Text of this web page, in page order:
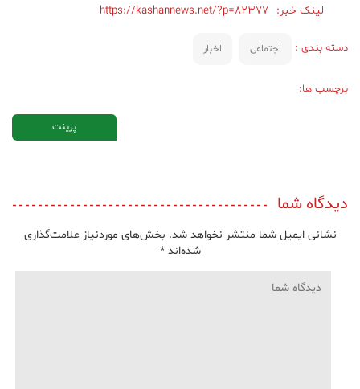
لینک خبر: https://kashannews.net/?p=82377
دسته بندی : اجتماعی اخبار
برچسب ها:
پرینت
دیدگاه شما
نشانی ایمیل شما منتشر نخواهد شد. بخش‌های موردنیاز علامت‌گذاری
شده‌اند*